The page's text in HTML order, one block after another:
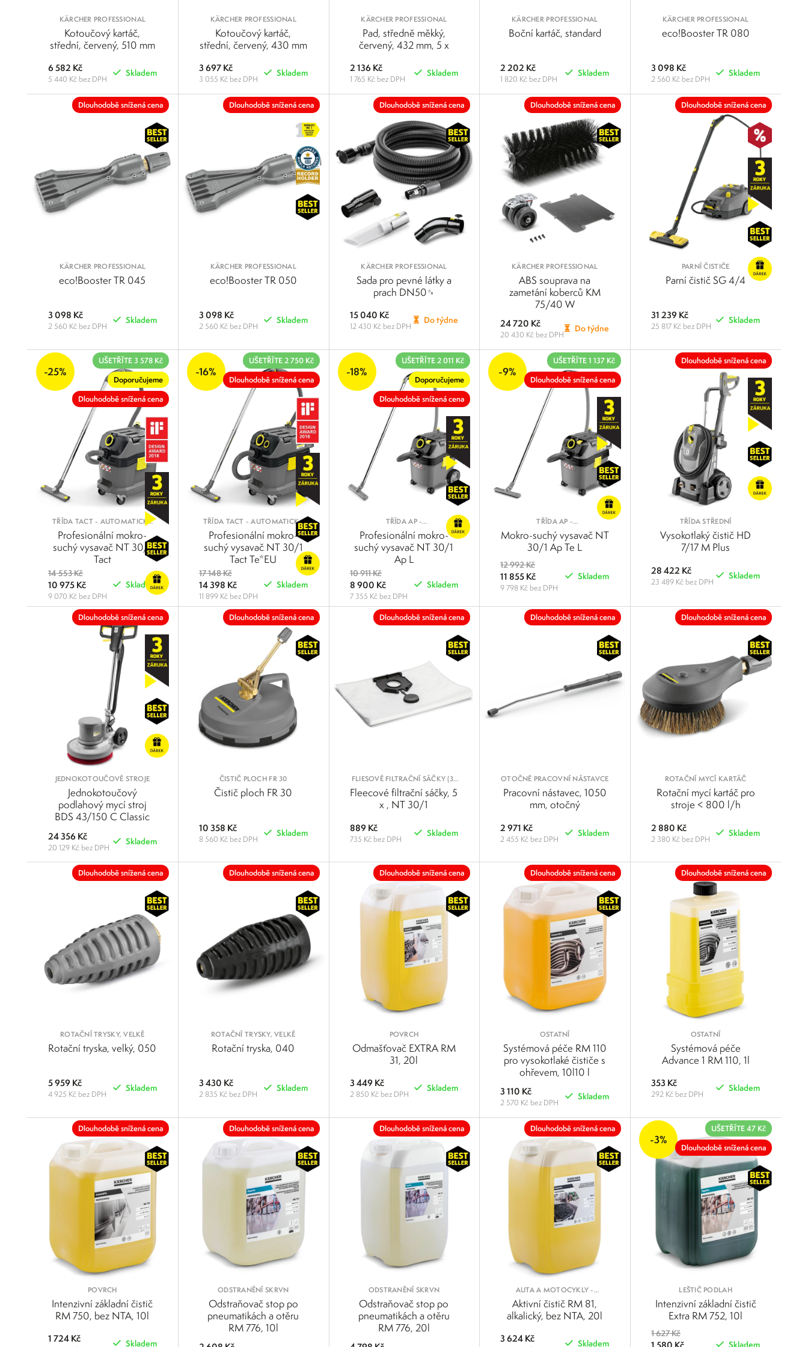
KÄRCHER PROFESSIONAL
Kotoučový kartáč,
střední, červený, 510 mm
6 582 Kč
5 440 Kč bez DPH
Skladem
POROVNAT
KÄRCHER PROFESSIONAL
Kotoučový kartáč,
střední, červený, 430 mm
3 697 Kč
3 055 Kč bez DPH
Skladem
POROVNAT
KÄRCHER PROFESSIONAL
Pad, středně měkký,
červený, 432 mm, 5 x
2 136 Kč
1 765 Kč bez DPH
Skladem
POROVNAT
KÄRCHER PROFESSIONAL
Boční kartáč, standard
2 202 Kč
1 820 Kč bez DPH
Skladem
POROVNAT
KÄRCHER PROFESSIONAL
eco!Booster TR 080
3 098 Kč
2 560 Kč bez DPH
Skladem
POROVNAT
Dlouhodobě snížená cena
KÄRCHER PROFESSIONAL
eco!Booster TR 045
3 098 Kč
2 560 Kč bez DPH
Skladem
POROVNAT
Dlouhodobě snížená cena
KÄRCHER PROFESSIONAL
eco!Booster TR 050
3 098 Kč
2 560 Kč bez DPH
Skladem
POROVNAT
Dlouhodobě snížená cena
KÄRCHER PROFESSIONAL
Sada pro pevné látky a
prach DN50␍
15 040 Kč
12 430 Kč bez DPH
Do týdne
POROVNAT
Dlouhodobě snížená cena
KÄRCHER PROFESSIONAL
ABS souprava na
zametání koberců KM
75/40 W
24 720 Kč
20 430 Kč bez DPH
Do týdne
POROVNAT
Dlouhodobě snížená cena
PARNÍ ČISTIČE
Parní čistič SG 4/4
31 239 Kč
25 817 Kč bez DPH
Skladem
POROVNAT
-25%
UŠETŘÍTE 3 578 Kč
Doporučujeme
Dlouhodobě snížená cena
TŘÍDA TACT - AUTOMATICKÝ
OKLEP FILTRU PRO PRÁCI S
JEMNÝM PRACHEM
Profesionální mokro-
suchý vysavač NT 30/1
Tact
14 553 Kč
10 975 Kč
9 070 Kč bez DPH
Skladem
POROVNAT
-16%
UŠETŘÍTE 2 750 Kč
Dlouhodobě snížená cena
TŘÍDA TACT - AUTOMATICKÝ
OKLEP FILTRU PRO PRÁCI S
JEMNÝM PRACHEM
Profesionální mokro-
suchý vysavač NT 30/1
Tact Te*EU
17 148 Kč
14 398 Kč
11 899 Kč bez DPH
Skladem
POROVNAT
-18%
UŠETŘÍTE 2 011 Kč
Doporučujeme
Dlouhodobě snížená cena
TŘÍDA AP -
POLOAUTOMATICKÝ OKLEP
FILTRU PRO PRÁCI SE STŘEDNĚ
JEMNÝM PRACHEM
Profesionální mokro-
suchý vysavač NT 30/1
Ap L
10 911 Kč
8 900 Kč
7 355 Kč bez DPH
Skladem
POROVNAT
-9%
UŠETŘÍTE 1 137 Kč
Dlouhodobě snížená cena
TŘÍDA AP -
POLOAUTOMATICKÝ OKLEP
FILTRU PRO PRÁCI SE STŘEDNĚ
JEMNÝM PRACHEM
Mokro-suchý vysavač NT
30/1 Ap Te L
12 992 Kč
11 855 Kč
9 798 Kč bez DPH
Skladem
POROVNAT
Dlouhodobě snížená cena
TŘÍDA STŘEDNÍ
Vysokotlaký čistič HD
7/17 M Plus
28 422 Kč
23 489 Kč bez DPH
Skladem
POROVNAT
Dlouhodobě snížená cena
JEDNOKOTOUČOVÉ STROJE
Jednokotoučový
podlahový mycí stroj
BDS 43/150 C Classic
24 356 Kč
20 129 Kč bez DPH
Skladem
POROVNAT
Dlouhodobě snížená cena
ČISTIČ PLOCH FR 30
Čistič ploch FR 30
10 358 Kč
8 560 Kč bez DPH
Skladem
POROVNAT
Dlouhodobě snížená cena
FLIESOVÉ FILTRAČNÍ SÁČKY (3-
VRSTVÉ)
Fleecové filtrační sáčky, 5
x , NT 30/1
889 Kč
735 Kč bez DPH
Skladem
POROVNAT
Dlouhodobě snížená cena
OTOČNÉ PRACOVNÍ NÁSTAVCE
Pracovní nástavec, 1050
mm, otočný
2 971 Kč
2 455 Kč bez DPH
Skladem
POROVNAT
Dlouhodobě snížená cena
ROTAČNÍ MYCÍ KARTÁČ
Rotační mycí kartáč pro
stroje < 800 l/h
2 880 Kč
2 380 Kč bez DPH
Skladem
POROVNAT
Dlouhodobě snížená cena
ROTAČNÍ TRYSKY, VELKÉ
Rotační tryska, velký, 050
5 959 Kč
4 925 Kč bez DPH
Skladem
POROVNAT
Dlouhodobě snížená cena
ROTAČNÍ TRYSKY, VELKÉ
Rotační tryska, 040
3 430 Kč
2 835 Kč bez DPH
Skladem
POROVNAT
Dlouhodobě snížená cena
POVRCH
Odmašťovač EXTRA RM
31, 20l
3 449 Kč
2 850 Kč bez DPH
Skladem
POROVNAT
Dlouhodobě snížená cena
OSTATNÍ
Systémová péče RM 110
pro vysokotlaké čističe s
ohřevem, 10l10 l
3 110 Kč
2 570 Kč bez DPH
Skladem
POROVNAT
Dlouhodobě snížená cena
OSTATNÍ
Systémová péče
Advance 1 RM 110, 1l
353 Kč
292 Kč bez DPH
Skladem
POROVNAT
Dlouhodobě snížená cena
POVRCH
Intenzivní základní čistič
RM 750, bez NTA, 10l
1 724 Kč Skladem
Dlouhodobě snížená cena
ODSTRANĚNÍ SKRVN
Odstraňovač stop po
pneumatikách a otěru
RM 776, 10l
Dlouhodobě snížená cena
ODSTRANĚNÍ SKRVN
Odstraňovač stop po
pneumatikách a otěru
RM 776, 20l
Dlouhodobě snížená cena
AUTA A MOTOCYKLY -
VOZIDLA
Aktivní čistič RM 81,
alkalický, bez NTA, 20l
3 624 Kč Skladem
-3%
UŠETŘÍTE 47 Kč
Dlouhodobě snížená cena
LEŠTIČ PODLAH
Intenzivní základní čistič
Extra RM 752, 10l
1 627 Kč
Skladem